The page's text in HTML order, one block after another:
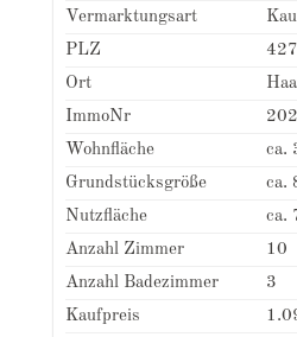
Vermarktungsart
PLZ
Ort
ImmoNr
Wohnfläche
ca.
Grundstücksgröße
ca.
Nutzfläche
ca.
Anzahl Zimmer
10
Anzahl Badezimmer
3
Kaufpreis